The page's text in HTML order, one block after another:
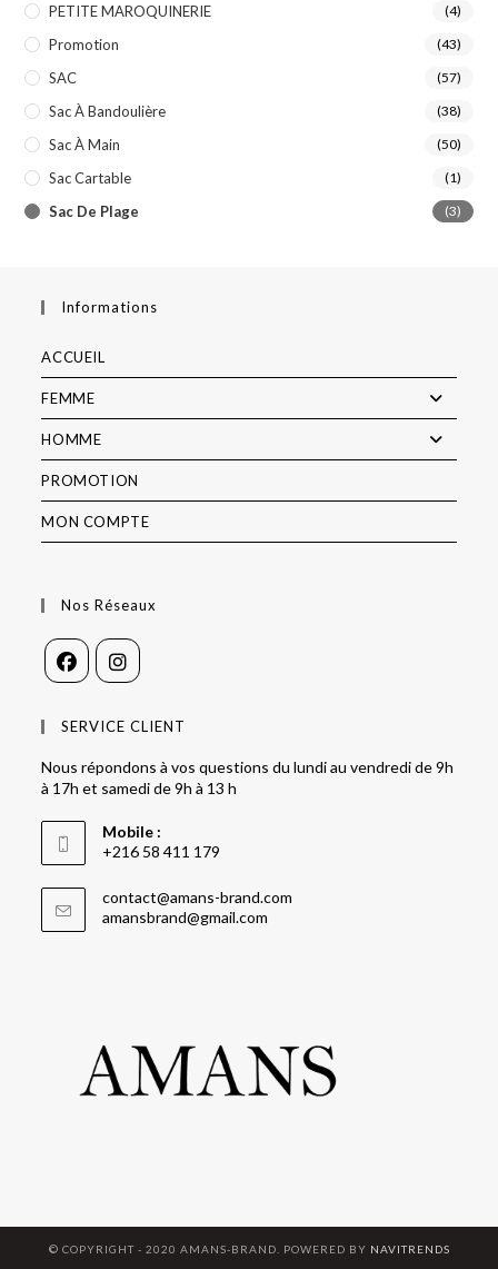
PETITE MAROQUINERIE (4)
Promotion (43)
SAC (57)
Sac À Bandoulière (38)
Sac À Main (50)
Sac Cartable (1)
Sac De Plage (3)
Informations
ACCUEIL
FEMME
HOMME
PROMOTION
MON COMPTE
Nos Réseaux
SERVICE CLIENT
Nous répondons à vos questions du lundi au vendredi de 9h
à 17h et samedi de 9h à 13 h
Mobile :
+216 58 411 179
contact@amans-brand.com
amansbrand@gmail.com
© COPYRIGHT - 2020 AMANS-BRAND. POWERED BY NAVITRENDS